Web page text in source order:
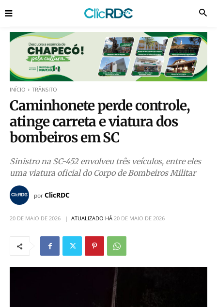
INÍCIO TRÂNSITO
Caminhonete perde controle,
atinge carreta e viatura dos
bombeiros em SC
Sinistro na SC-452 envolveu três veículos, entre eles
uma viatura oficial do Corpo de Bombeiros Militar
porClicRDC
20 DE MAIO DE 2026 ATUALIZADO HÁ 20 DE MAIO DE 2026